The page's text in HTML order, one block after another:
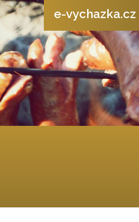
e-vychazka.cz